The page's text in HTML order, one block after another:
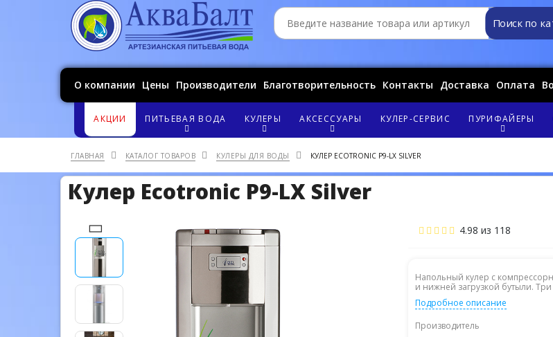
Поиск по
О компании Цены Производители Благотворительность Контакты Доставка Оплата
АКЦИИ ПИТЬЕВАЯ ВОДА КУЛЕРЫ АКСЕССУАРЫ КУЛЕР-СЕРВИС ПУРИФАЙЕРЫ
ГЛАВНАЯ КАТАЛОГ ТОВАРОВ КУЛЕРЫ ДЛЯ ВОДЫ КУЛЕР ECOTRONIC P9-LX SILVER
Кулер Ecotronic P9-LX Silver
4.98 из 118
Напольный кулер с
и нижней загрузкой бутыли. Три
Подробное описание
Производитель